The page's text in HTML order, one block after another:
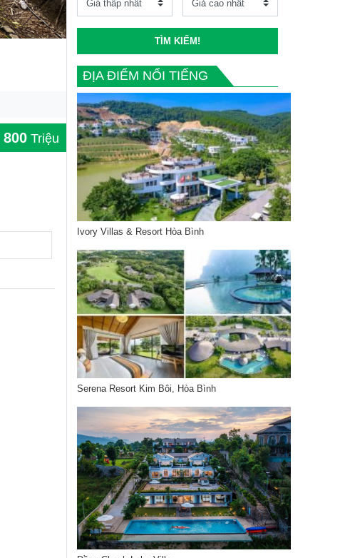
800 Triệu
TÌM KIẾM!
ĐỊA ĐIỂM NỔI TIẾNG
Ivory Villas & Resort Hòa Bình
Serena Resort Kim Bôi, Hòa Bình